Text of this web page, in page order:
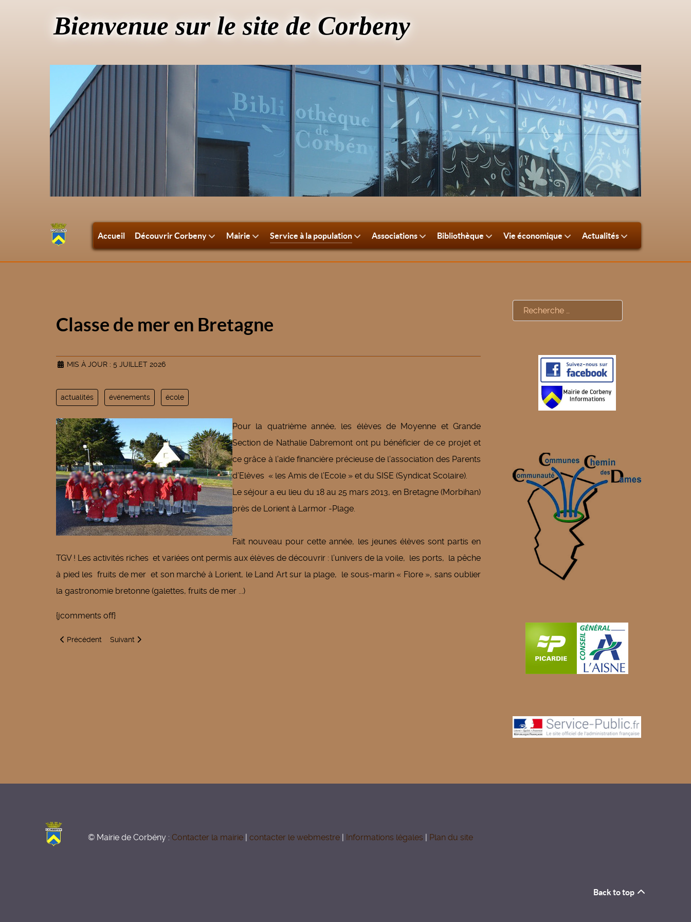
Bienvenue sur le site de Corbeny
Accueil Découvrir Corbeny Mairie Service à la population Associations Bibliothèque Vie économique Actualités
Classe de mer en Bretagne
MIS À JOUR : 5 JUILLET 2026
actualités événements école
Pour la quatrième année, les élèves de Moyenne et Grande
Section de Nathalie Dabremont ont pu bénéficier de ce projet et
ce grâce à l’aide financière précieuse de l’association des Parents
d’Elèves « les Amis de l’Ecole » et du SISE (Syndicat Scolaire).
Le séjour a eu lieu du 18 au 25 mars 2013, en Bretagne (Morbihan)
près de Lorient à Larmor -Plage.
Fait nouveau pour cette année, les jeunes élèves sont partis en
TGV ! Les activités riches et variées ont permis aux élèves de découvrir : l’univers de la voile, les ports, la pêche
à pied les fruits de mer et son marché à Lorient, le Land Art sur la plage, le sous-marin « Flore », sans oublier
la gastronomie bretonne (galettes, fruits de mer ...)
{jcomments off}
Article précédent : Rencontre de danse
Précédent Article suivant : Accro branches
Suivant
Rechercher
© Mairie de Corbény : Contacter la mairie | contacter le webmestre | Informations légales | Plan du site
Back to top